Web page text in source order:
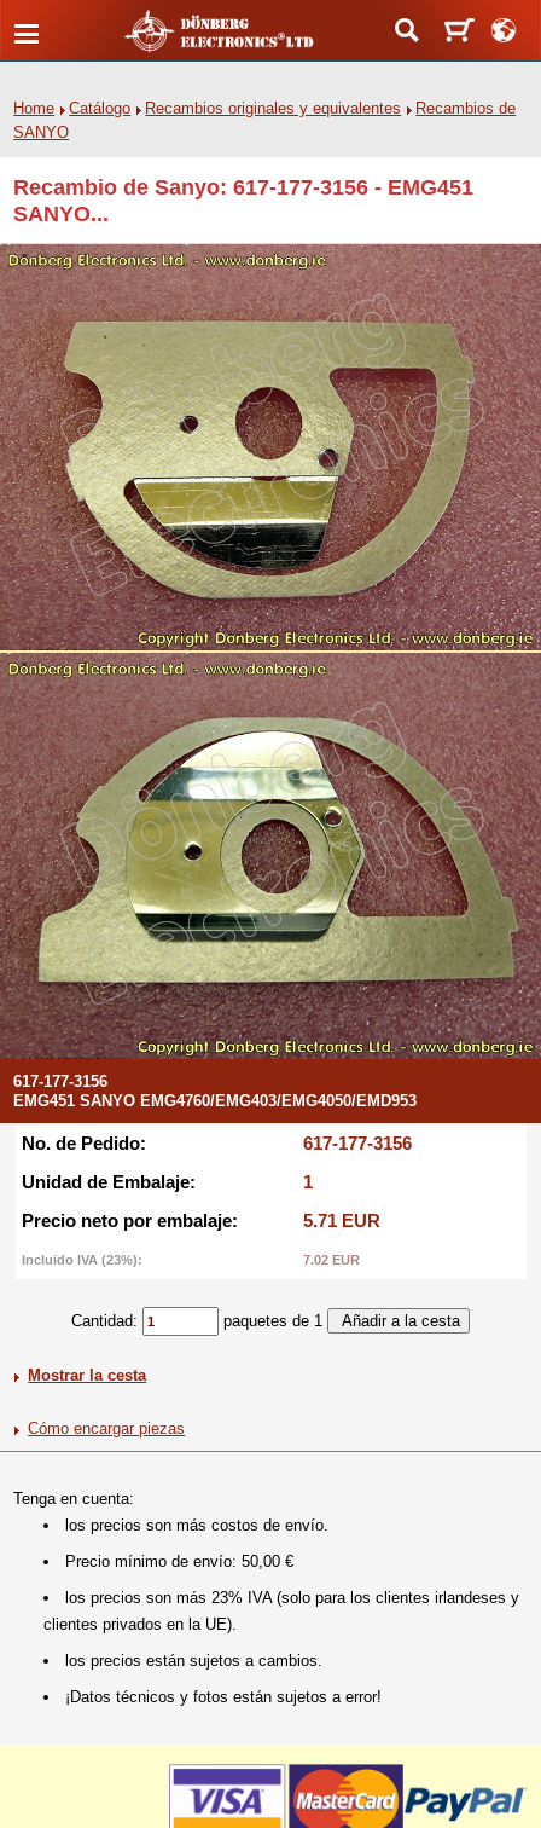
Home Catálogo Recambios originales y equivalentes
Recambios de
SANYO
Recambio de Sanyo: 617-177-3156 - EMG451
SANYO...
617-177-3156
EMG451 SANYO EMG4760/EMG403/EMG4050/EMD953
No. de Pedido:
617-177-3156
Unidad de Embalaje:
1
Precio neto por embalaje:
5.71 EUR
Incluido IVA (23%): 7.02 EUR
Cantidad: paquetes de 1
Mostrar la cesta
Cómo encargar piezas
Tenga en cuenta:
los precios son más costos de envío.
Precio mínimo de envío: 50,00 €
los precios son más 23% IVA (solo para los clientes irlandeses y
clientes privados en la UE).
los precios están sujetos a cambios.
¡Datos técnicos y fotos están sujetos a error!